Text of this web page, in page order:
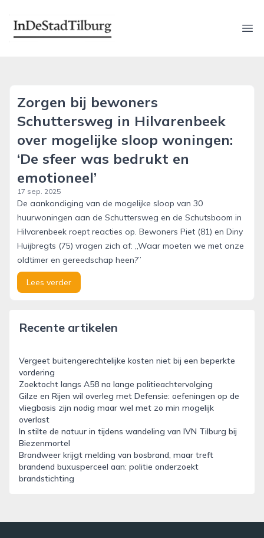
indestadtilburg.nl
Zorgen bij bewoners
Schuttersweg in Hilvarenbeek
over mogelijke sloop woningen:
‘De sfeer was bedrukt en
emotioneel’
17 sep. 2025
De aankondiging van de mogelijke sloop van 30
huurwoningen aan de Schuttersweg en de Schutsboom in
Hilvarenbeek roept reacties op. Bewoners Piet (81) en Diny
Huijbregts (75) vragen zich af: „Waar moeten we met onze
oldtimer en gereedschap heen?”
Lees verder
Recente artikelen
Vergeet buitengerechtelijke kosten niet bij een beperkte
vordering
Zoektocht langs A58 na lange politieachtervolging
Gilze en Rijen wil overleg met Defensie: oefeningen op de
vliegbasis zijn nodig maar wel met zo min mogelijk
overlast
In stilte de natuur in tijdens wandeling van IVN Tilburg bij
Biezenmortel
Brandweer krijgt melding van bosbrand, maar treft
brandend buxusperceel aan: politie onderzoekt
brandstichting